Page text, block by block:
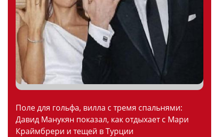
Поле для гольфа, вилла с тремя спальнями:
Давид Манукян показал, как отдыхает с Мари
Краймбрери и тещей в Турции